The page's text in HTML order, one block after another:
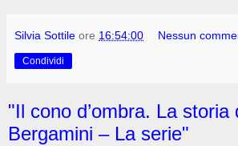
Silvia Sottile ore 16:54:00 Nessun
Condividi
"Il cono d’ombra. La storia
Bergamini – La serie"